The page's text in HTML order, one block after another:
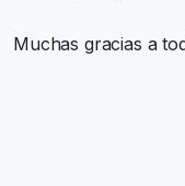
Muchas gracias a